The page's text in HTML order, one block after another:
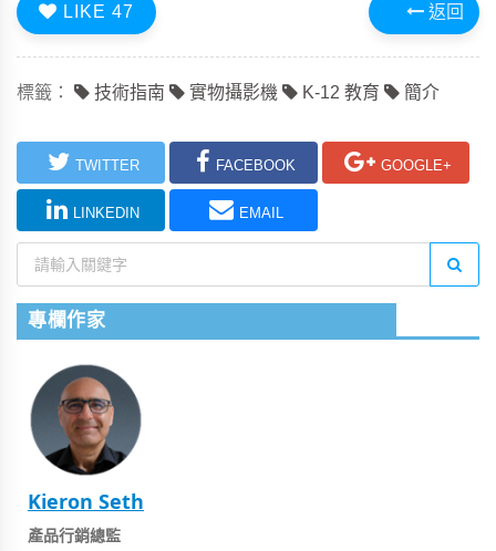
返回
LIKE 47
標籤： 技術指南 實物攝影機 K-12 教育 簡介
TWITTER FACEBOOK GOOGLE+
LINKEDIN EMAIL
專欄作家
Kieron Seth
產品行銷總監